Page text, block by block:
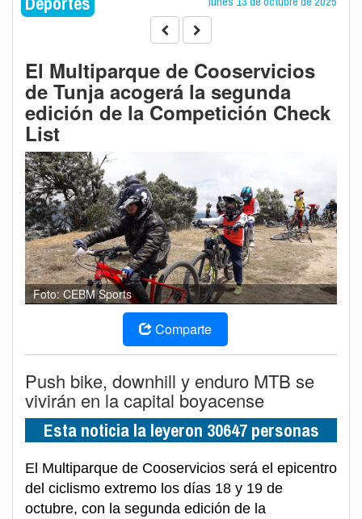
El Multiparque de Cooservicios
de Tunja acogerá la segunda
edición de la Competición Check
List
Foto: CEBM Sports
Comparte
Push bike, downhill y enduro MTB se
vivirán en la capital boyacense
Esta noticia la leyeron 30647 personas
El Multiparque de Cooservicios será el epicentro
del ciclismo extremo los días 18 y 19 de
octubre, con la segunda edición de la